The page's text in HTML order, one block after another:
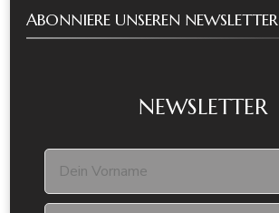
ABONNIERE UNSEREN NEWSLETTER
NEWSLETTER